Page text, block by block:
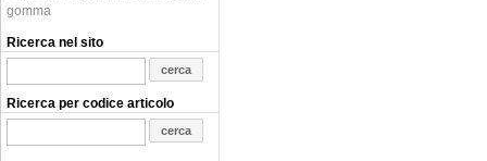
gomma
Ricerca nel sito
Ricerca per codice articolo